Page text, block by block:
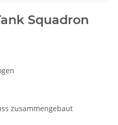
Squadron
zusammengebaut